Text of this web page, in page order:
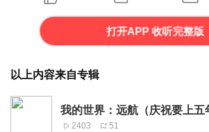
打开APP 收听完整版
以上内容来自专辑
我的世界：远航（庆祝要上五
2403 51